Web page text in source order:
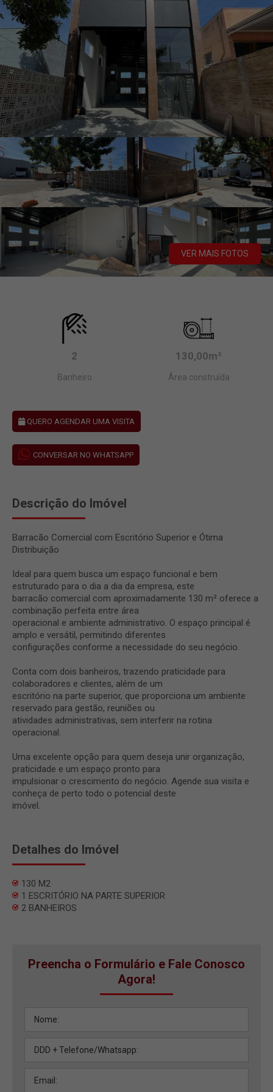
VER MAIS FOTOS
2
Banheiro
130,00m²
Área construída
QUERO AGENDAR UMA VISITA
CONVERSAR NO WHATSAPP
Descrição do Imóvel
Barracão Comercial com Escritório Superior e Ótima
Distribuição
Ideal para quem busca um espaço funcional e bem
estruturado para o dia a dia da empresa, este
barracão comercial com aproximadamente 130 m² oferece a
combinação perfeita entre área
operacional e ambiente administrativo. O espaço principal é
amplo e versátil, permitindo diferentes
configurações conforme a necessidade do seu negócio.
Conta com dois banheiros, trazendo praticidade para
colaboradores e clientes, além de um
escritório na parte superior, que proporciona um ambiente
reservado para gestão, reuniões ou
atividades administrativas, sem interferir na rotina
operacional.
Uma excelente opção para quem deseja unir organização,
praticidade e um espaço pronto para
impulsionar o crescimento do negócio. Agende sua visita e
conheça de perto todo o potencial deste
imóvel.
Detalhes do Imóvel
130 M2
1 ESCRITÓRIO NA PARTE SUPERIOR
2 BANHEIROS
Preencha o Formulário e Fale Conosco
Agora!